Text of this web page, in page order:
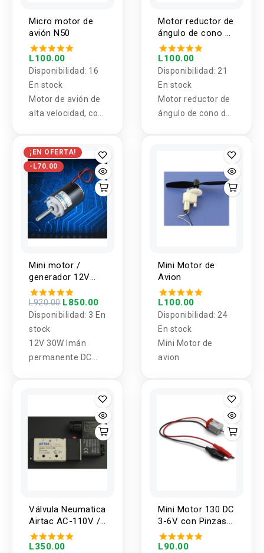
Micro motor de
avión N50
L100.00
Disponibilidad: 16
En stock
Motor de avión de
alta velocidad, con
motor fuerte de
cepillo de metal
magnético.
Motor reductor de
ángulo de cono de
doble eje 3-12V
L100.00
Disponibilidad: 21
En stock
Motor reductor de
ángulo de cono de
¡EN OFERTA!
-L70.00
Mini motor /
generador 12V
30W XD-3420
L920.00 L850.00
Disponibilidad: 3 En
stock
12V 30W Imán
permanente DC
Mini Motor de
Avion
L100.00
Disponibilidad: 24
En stock
Mini Motor de
avion
Válvula Neumatica
Airtac AC-110V /
DC - 12V 4v210-
08
L350.00
Mini Motor 130 DC
3-6V con Pinzas
Cocodrilo
L90.00